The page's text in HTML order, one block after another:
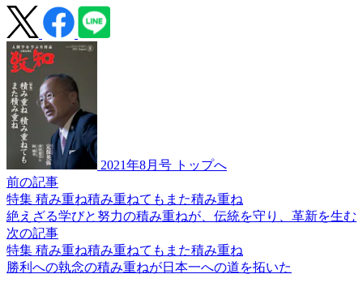
2021年8月号 トップへ
前の記事
特集 積み重ね積み重ねてもまた積み重ね
絶えざる学びと努力の積み重ねが、 伝統を守り、革新を生む
次の記事
特集 積み重ね積み重ねてもまた積み重ね
勝利への執念の積み重ねが日本一への道を拓いた